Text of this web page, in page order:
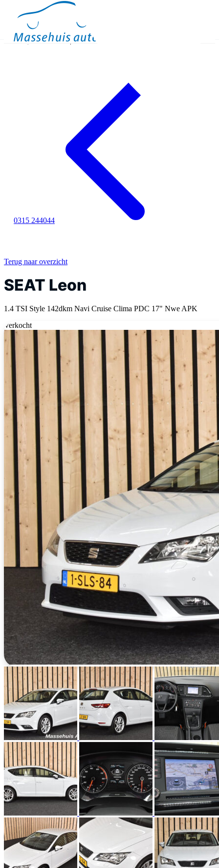
0315 244044
Terug naar overzicht
SEAT Leon
1.4 TSI Style 142dkm Navi Cruise Clima PDC 17" Nwe APK
Verkocht